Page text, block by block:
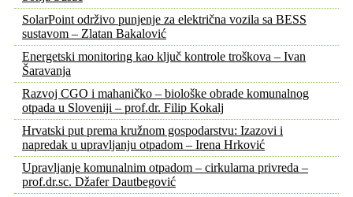
SolarPoint održivo punjenje za električna vozila sa BESS
sustavom – Zlatan Bakalović
Energetski monitoring kao ključ kontrole troškova – Ivan
Šaravanja
Razvoj CGO i mahaničko – biološke obrade komunalnog
otpada u Sloveniji – prof.dr. Filip Kokalj
Hrvatski put prema kružnom gospodarstvu: Izazovi i
napredak u upravljanju otpadom – Irena Hrković
Upravljanje komunalnim otpadom – cirkularna privreda –
prof.dr.sc. Džafer Dautbegović